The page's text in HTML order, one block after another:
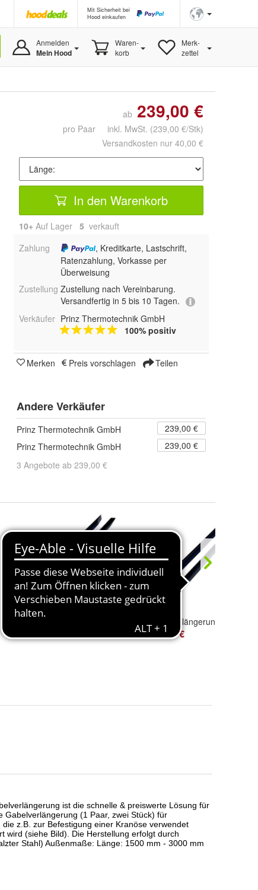
Mit Sicherheit bei
Hood einkaufen
Anmelden
Mein Hood
Waren-
korb
Merk-
zettel
ab 239,00 €
pro Paar inkl. MwSt. (239,00 €/Stk)
Versandkosten nur 40,00 €
In den Warenkorb
10+ Auf Lager 5 verkauft
Zahlung
, Kreditkarte, Lastschrift,
Ratenzahlung, Vorkasse per
Überweisung
Zustellung Zustellung nach Vereinbarung.
Versandfertig in 5 bis 10 Tagen.
Verkäufer Prinz Thermotechnik GmbH
100% positiv
Merken Preis vorschlagen Teilen
Andere Verkäufer
Prinz Thermotechnik GmbH
239,00 €
Prinz Thermotechnik GmbH
239,00 €
3 Angebote ab 239,00 €
259,00 €